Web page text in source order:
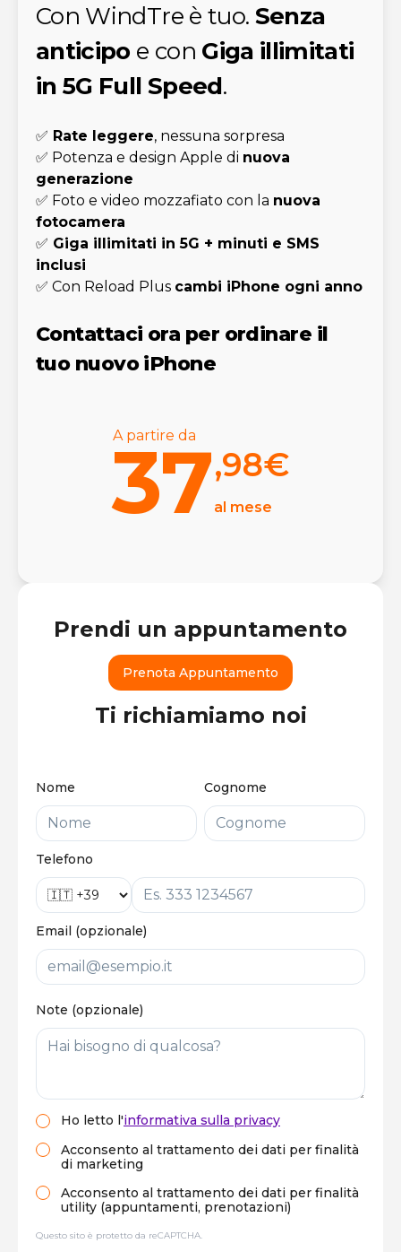
Con WindTre è tuo. Senza
anticipo e con Giga illimitati
in 5G Full Speed.
✅ Rate leggere, nessuna sorpresa
✅ Potenza e design Apple di nuova
generazione
✅ Foto e video mozzafiato con la nuova
fotocamera
✅ Giga illimitati in 5G + minuti e SMS
inclusi
✅ Con Reload Plus cambi iPhone ogni anno
Contattaci ora per ordinare il
tuo nuovo iPhone
A partire da
37,98€
al mese
Prendi un appuntamento
Prenota Appuntamento
Ti richiamiamo noi
Nome Cognome
Telefono
Email (opzionale)
Note (opzionale)
Ho letto l'informativa sulla privacy
Acconsento al trattamento dei dati per finalità
di marketing
Acconsento al trattamento dei dati per finalità
utility (appuntamenti, prenotazioni)
Questo sito è protetto da reCAPTCHA.